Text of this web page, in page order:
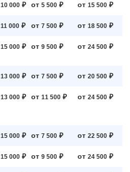
10 000 ₽ от 5 500 ₽ от 15 500 ₽
11 000 ₽ от 7 500 ₽ от 18 500 ₽
15 000 ₽ от 9 500 ₽ от 24 500 ₽
13 000 ₽ от 7 500 ₽ от 20 500 ₽
13 000 ₽ от 11 500 ₽ от 24 500 ₽
15 000 ₽ от 7 500 ₽ от 22 500 ₽
15 000 ₽ от 9 500 ₽ от 24 500 ₽